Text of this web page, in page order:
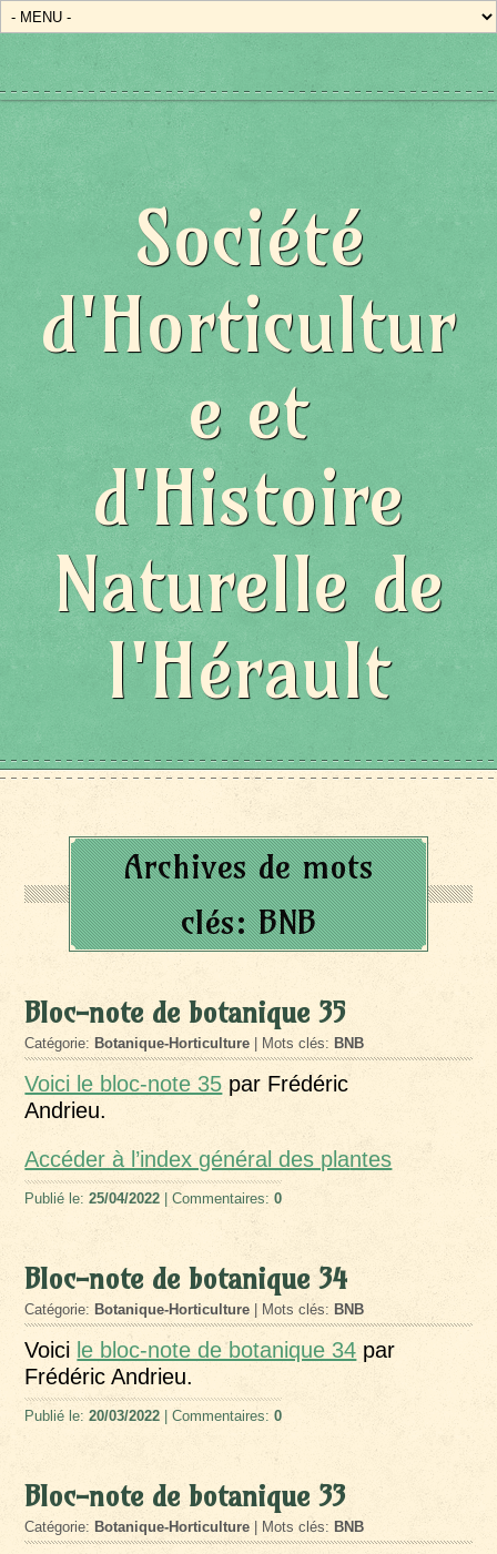
Société
d'Horticultur
e et
d'Histoire
Naturelle de
l'Hérault
Archives de mots
clés:BNB
Bloc-note de botanique 35
Catégorie: Botanique-Horticulture | Mots clés: BNB
Voici le bloc-note 35 par Frédéric
Andrieu.
Accéder à l’index général des plantes
Publié le:25/04/2022 | Commentaires:0
Bloc-note de botanique 34
Catégorie: Botanique-Horticulture | Mots clés: BNB
Voici le bloc-note de botanique 34 par
Frédéric Andrieu.
Publié le:20/03/2022 | Commentaires:0
Bloc-note de botanique 33
Catégorie: Botanique-Horticulture | Mots clés: BNB